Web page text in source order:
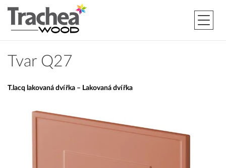
Tvar Q27
T.lacq lakovaná dvířka – Lakovaná dvířka